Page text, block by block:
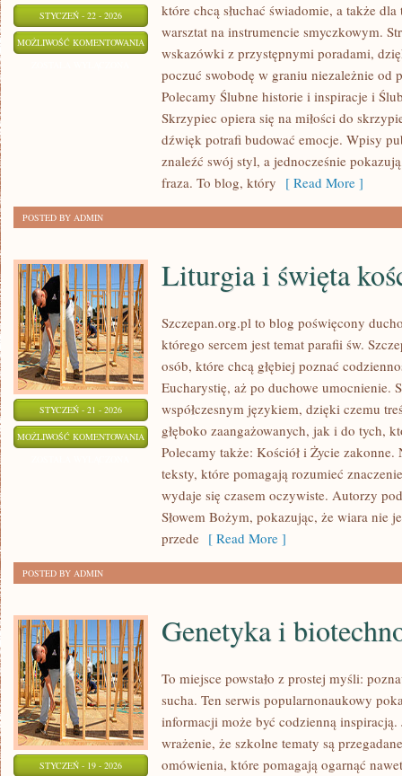
STYCZEŃ - 22 - 2026
MOŻLIWOŚĆ KOMENTOWANIA
PRZYGOTOWANIA
które chcą słuchać świadomie, a także
warsztat na instrumencie smyczkowym.
wskazówki z przystępnymi poradami,
poczuć swobodę w graniu niezależnie od
Polecamy Ślubne historie i inspiracje i
Skrzypiec opiera się na miłości do
dźwięk potrafi budować emocje. Wpisy
znaleźć swój styl, a jednocześnie
fraza. To blog, który [ Read More ]
POSTED BY ADMIN
STYCZEŃ - 21 - 2026
MOŻLIWOŚĆ KOMENTOWANIA LITURGIA
ŚWIĘTA
KOŚCIELNE
Liturgia i święta
Szczepan.org.pl to blog poświęcony
którego sercem jest temat parafii św.
osób, które chcą głębiej poznać
Eucharystię, aż po duchowe umocnienie.
współczesnym językiem, dzięki czemu
głęboko zaangażowanych, jak i do tych,
Polecamy także: Kościół i Życie zakonne.
teksty, które pomagają rozumieć
wydaje się czasem oczywiste. Autorzy
Słowem Bożym, pokazując, że wiara nie
przede [ Read More ]
POSTED BY ADMIN
STYCZEŃ - 19 - 2026
Genetyka i
To miejsce powstało z prostej myśli:
sucha. Ten serwis popularnonaukowy
informacji może być codzienną
wrażenie, że szkolne tematy są
omówienia, które pomagają ogarnąć